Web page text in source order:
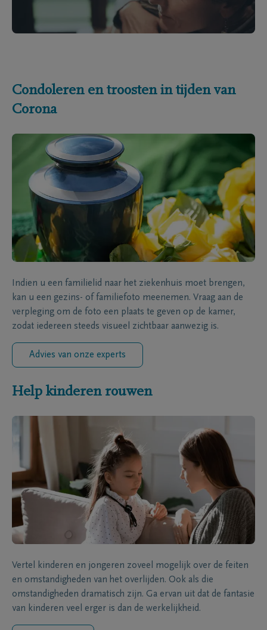
Condoleren en troosten in tijden van
Corona
Indien u een familielid naar het ziekenhuis moet brengen,
kan u een gezins- of familiefoto meenemen. Vraag aan de
verpleging om de foto een plaats te geven op de kamer,
zodat iedereen steeds visueel zichtbaar aanwezig is.
Advies van onze experts
Help kinderen rouwen
Vertel kinderen en jongeren zoveel mogelijk over de feiten
en omstandigheden van het overlijden. Ook als die
omstandigheden dramatisch zijn. Ga ervan uit dat de fantasie
van kinderen veel erger is dan de werkelijkheid.